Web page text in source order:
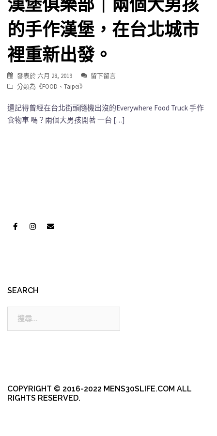
漢堡俱樂部｜兩個大男孩
的手作漢堡，在台北城市
裡重新出發。
發表於六月 28, 2019
留下留言
分類為《FOOD 、 Taipei》
還記得曾經在台北街頭隨機出沒的Everywhere Food Truck 手作
食物車 嗎？兩個大男孩開著 一台 […]
SEARCH
COPYRIGHT © 2016-2022 MENS30SLIFE.COM ALL
RIGHTS RESERVED.